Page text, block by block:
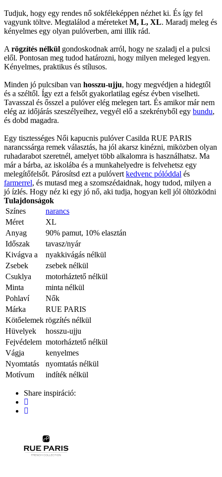
Tudjuk, hogy egy rendes nő sokféleképpen nézhet ki. És így fel
vagyunk töltve. Megtalálod a méreteket M, L, XL. Maradj meleg és
kényelmes egy olyan pulóverben, ami illik rád.
A rögzítés nélkül gondoskodnak arról, hogy ne szaladj el a pulcsi
elől. Pontosan meg tudod határozni, hogy milyen meleged legyen.
Kényelmes, praktikus és stílusos.
Minden jó pulcsiban van hosszu-ujju, hogy megvédjen a hidegtől
és a széltől. Így ezt a felsőt gyakorlatilag egész évben viselheti.
Tavasszal és ősszel a pulóver elég melegen tart. És amikor már nem
elég az időjárás szeszélyeihez, vegyél elő a szekrényből egy bundu,
és dobd magadra.
Egy tisztességes Női kapucnis pulóver Casilda RUE PARIS
narancssárga remek választás, ha jól akarsz kinézni, miközben olyan
ruhadarabot szeretnél, amelyet több alkalomra is használhatsz. Ma
már a bárba, az iskolába és a munkahelyedre is felvehetsz egy
melegítőfelsőt. Párosítsd ezt a pulóvert kedvenc pólóddal és
farmerrel, és mutasd meg a szomszédaidnak, hogy tudod, milyen a
jó ízlés. Hogy néz ki egy jó nő, aki tudja, hogyan kell jól öltözködni
Tulajdonságok
Színes
narancs
Méret
XL
Anyag
90% pamut, 10% elasztán
Időszak
tavasz/nyár
Kivágva a
nyakkivágás nélkül
Zsebek
zsebek nélkül
Csuklya
motorháztető nélkül
Minta
minta nélkül
Pohlaví
Nők
Márka
RUE PARIS
Kötőelemek rögzítés nélkül
Hüvelyek
hosszu-ujju
Fejvédelem motorháztető nélkül
Vágja
kenyelmes
Nyomtatás
nyomtatás nélkül
Motívum
indíték nélkül
Share inspiráció: